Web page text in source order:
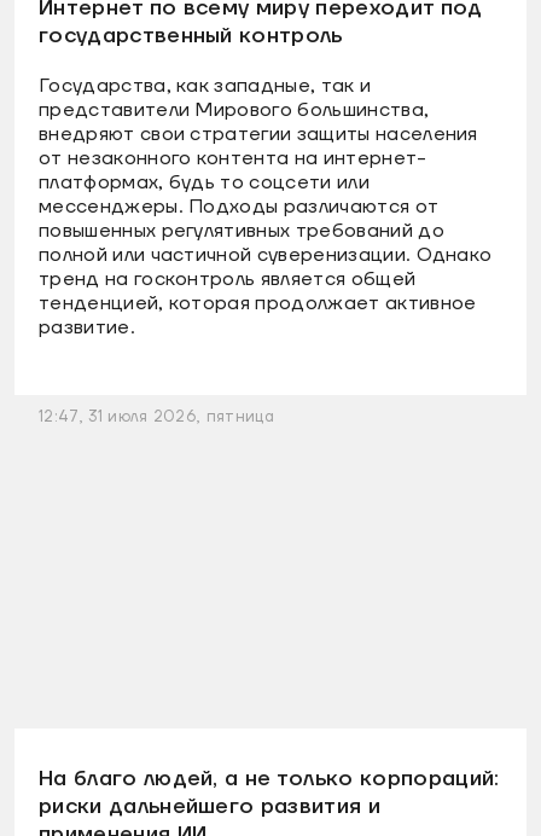
Интернет по всему миру переходит под
государственный контроль
Государства, как западные, так и
представители Мирового большинства,
внедряют свои стратегии защиты населения
от незаконного контента на интернет-
платформах, будь то соцсети или
мессенджеры. Подходы различаются от
повышенных регулятивных требований до
полной или частичной суверенизации. Однако
тренд на госконтроль является общей
тенденцией, которая продолжает активное
развитие.
12:47, 31 июля 2026, пятница
На благо людей, а не только корпораций:
риски дальнейшего развития и